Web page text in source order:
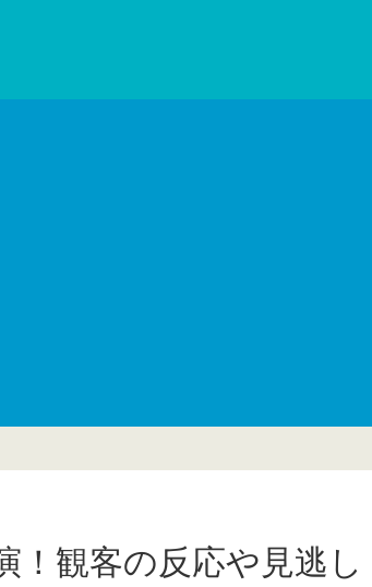
！観客の反応や見逃し